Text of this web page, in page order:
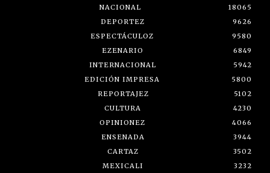
NACIONAL
18065
DEPORTEZ
9626
ESPECTÁCULOZ
9580
EZENARIO
6849
INTERNACIONAL
5942
EDICIÓN IMPRESA
5800
REPORTAJEZ
5102
CULTURA
4230
OPINIONEZ
4066
ENSENADA
3944
CARTAZ
3502
MEXICALI
3232